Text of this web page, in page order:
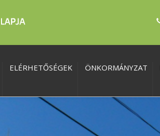
ELÉRHETŐSÉGEK ÖNKORMÁNYZAT